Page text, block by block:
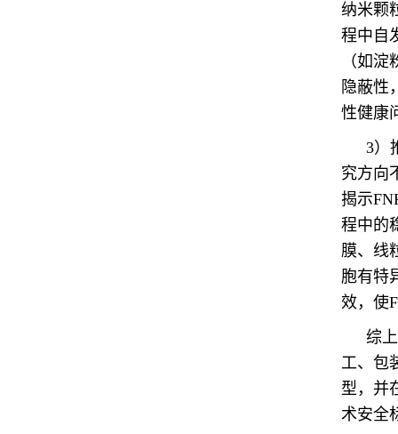
纳米颗
程中自
（如
隐蔽性
性健康
3）
究方向
揭示
程中的
膜、线
胞有特
效，使
综
工、包
型，并
术安全